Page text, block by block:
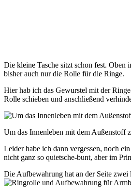
Die kleine Tasche sitzt schon fest.
bisher auch nur die Rolle für die Ringe.
Hier hab ich das Gewurstel mit der
Rolle schieben und anschließend
Um das Innenleben mit dem Außenstoff
Leider habe ich dann vergessen, noch
nicht ganz so quietsche-bunt, aber im
Die Aufbewahrung hat an der Seite